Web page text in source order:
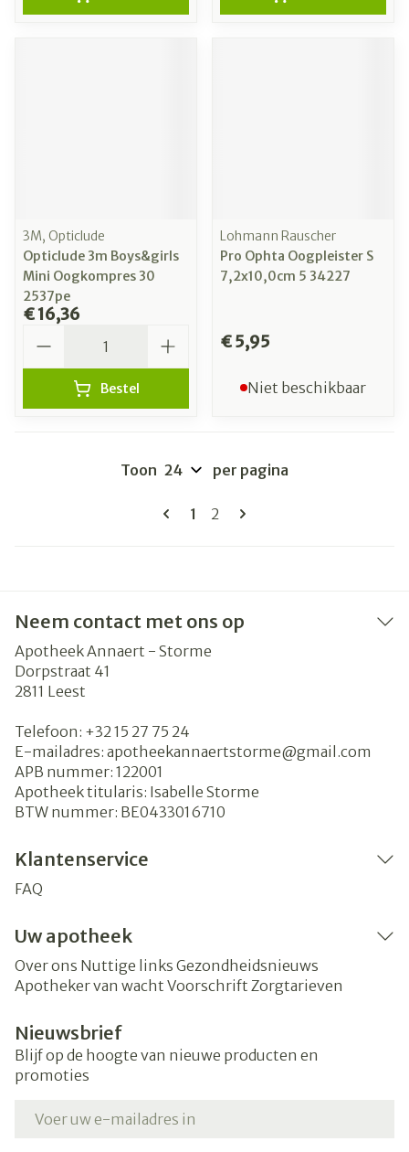
3M, Opticlude
Opticlude 3m Boys&girls
Mini Oogkompres 30
2537pe
€ 16,36
Bestel
Lohmann Rauscher
Pro Ophta Oogpleister S
7,2x10,0cm 5 34227
€ 5,95
Niet beschikbaar
Pagina's
U lees momenteel pagina
1 Pagina
2
Toon per pagina
Neem contact met ons op
Apotheek Annaert - Storme
Dorpstraat 41
2811 Leest
Telefoon: +32 15 27 75 24
E-mailadres: apotheekannaertstorme@gmail.com
APB nummer: 122001
Apotheek titularis: Isabelle Storme
BTW nummer: BE0433016710
Klantenservice
FAQ
Uw apotheek
Over ons Nuttige links Gezondheidsnieuws
Apotheker van wacht Voorschrift Zorgtarieven
Nieuwsbrief
Blijf op de hoogte van nieuwe producten en
promoties